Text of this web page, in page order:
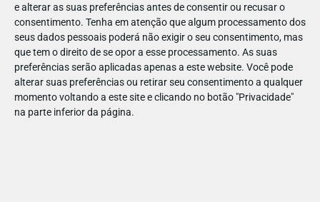
e alterar as suas preferências antes de consentir ou recusar o
consentimento. Tenha em atenção que algum processamento dos
seus dados pessoais poderá não exigir o seu consentimento, mas
que tem o direito de se opor a esse processamento. As suas
preferências serão aplicadas apenas a este website. Você pode
alterar suas preferências ou retirar seu consentimento a qualquer
momento voltando a este site e clicando no botão "Privacidade"
na parte inferior da página.
314132141143697